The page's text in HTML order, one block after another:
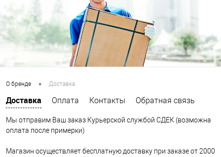
О бренде • Доставка
Доставка Оплата Контакты Обратная связь
Мы отправим Ваш заказ Курьерской службой СДЕК (возможна
оплата после примерки)
Магазин осуществляет бесплатную доставку при заказе от 2000